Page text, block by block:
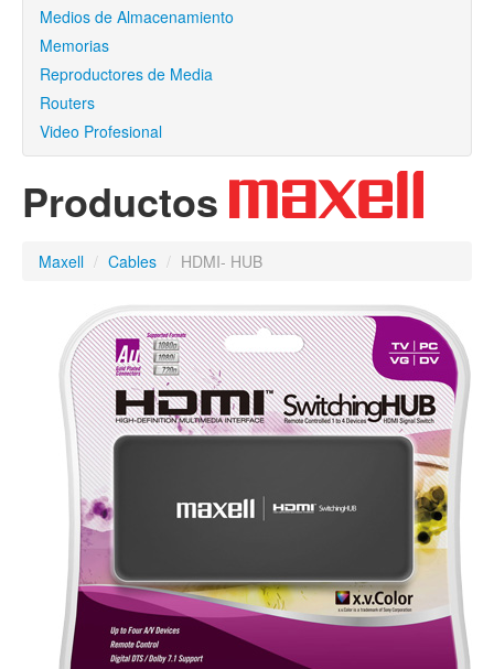
Maxell
Medios de Almacenamiento
Memorias
Reproductores de Media
Routers
Video Profesional
Productos
Maxell / Cables / HDMI- HUB